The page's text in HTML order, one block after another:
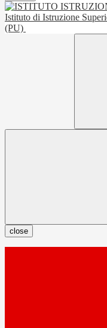
Istituto di Istruzione
(PU)
close